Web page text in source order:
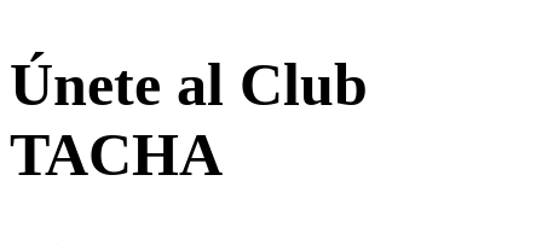
Únete al Club
TACHA